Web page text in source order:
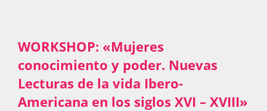
WORKSHOP: «Mujeres
conocimiento y poder. Nuevas
Lecturas de la vida Ibero-
Americana en los siglos XVI – XVIII»